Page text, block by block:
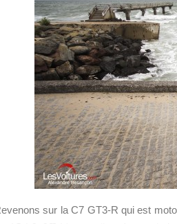
sur la C7 GT3-R qui est